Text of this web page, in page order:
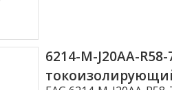
6214-M-J20AA-